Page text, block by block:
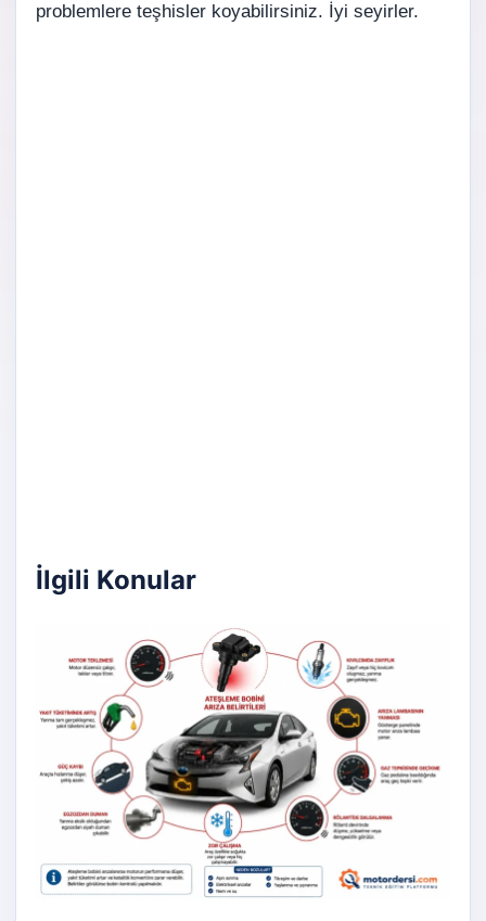
problemlere teşhisler koyabilirsiniz. İyi seyirler.
İlgili Konular